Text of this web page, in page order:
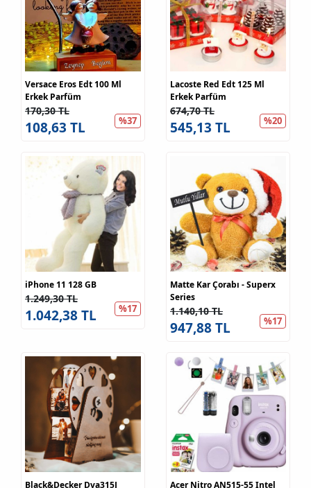
Versace Eros Edt 100 Ml
Erkek Parfüm
170,30 TL
%37
108,63 TL
Lacoste Red Edt 125 Ml
Erkek Parfüm
674,70 TL
%20
545,13 TL
iPhone 11 128 GB
1.249,30 TL
%17
1.042,38 TL
Matte Kar Çorabı - Superx
Series
1.140,10 TL
%17
947,88 TL
Black&Decker Dva315J
Acer Nitro AN515-55 Intel